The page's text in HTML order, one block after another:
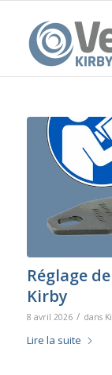
Réglage
Kirby
8 avril 2026 / dans
Lire la suite